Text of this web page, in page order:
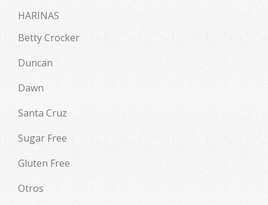
HARINAS
Betty Crocker
Duncan
Dawn
Santa Cruz
Sugar Free
Gluten Free
Otros